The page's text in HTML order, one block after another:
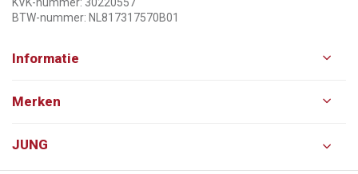
BTW-nummer: NL817317570B01
Informatie
Merken
JUNG